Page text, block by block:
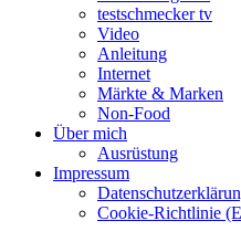
testschmecker tv
Video
Anleitung
Internet
Märkte & Marken
Non-Food
Über mich
Ausrüstung
Impressum
Cookie-Richtlinie